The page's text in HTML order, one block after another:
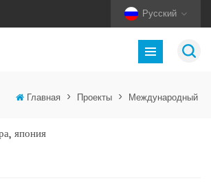
Русский
Главная > Проекты > Международный
япония